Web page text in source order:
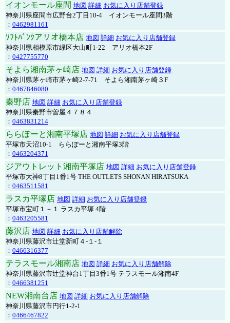
イオンモール座間 地図 詳細 お気に入り店舗登録
神奈川県座間市広野台2丁目10-4 イオンモール座間3階
： 0462981161
ｿﾌﾄﾊﾞﾝｸアリオ橋本店 地図 詳細 お気に入り店舗登録
神奈川県相模原市緑区大山町1-22 アリオ橋本2F
： 0427755770
そよら湘南茅ヶ崎店 地図 詳細 お気に入り店舗登録
神奈川県茅ヶ崎市茅ヶ崎2‐7‐71 そよら湘南茅ヶ崎３F
： 0467846080
秦野店 地図 詳細 お気に入り店舗登録
神奈川県秦野市曽屋４７８４
： 0463831214
ららぽーと湘南平塚店 地図 詳細 お気に入り店舗登録
平塚市天沼10-1 ららぽーと湘南平塚3階
： 0463204371
ジアウトレット湘南平塚店 地図 詳細 お気に入り店舗登録
平塚市大神8丁目1番1号 THE OUTLETS SHONAN HIRATSUKA
： 0463511581
ラスカ平塚店 地図 詳細 お気に入り店舗登録
平塚市宝町１－１ ラスカ平塚 4階
： 0463205581
藤沢店 地図 詳細 お気に入り店舗解除
神奈川県藤沢市辻堂新町４-１-１
： 0466316377
テラスモール湘南店 地図 詳細 お気に入り店舗解除
神奈川県藤沢市辻堂神台1丁目3番1号 テラスモール湘南4F
： 0466381251
NEW湘南台店 地図 詳細 お気に入り店舗解除
神奈川県藤沢市円行1-2-1
： 0466467822